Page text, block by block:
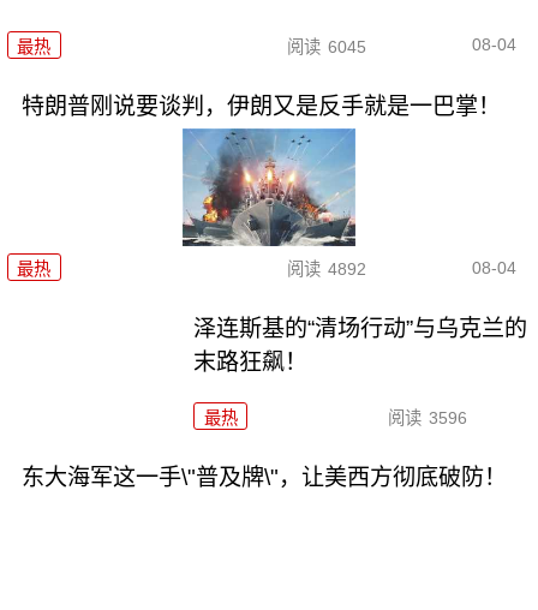
最热 阅读 6045 08-04
特朗普刚说要谈判，伊朗又是反手就是一巴掌！
最热 阅读 4892 08-04
泽连斯基的“清场行动”与乌克兰的
末路狂飙！
最热 阅读 3596
东大海军这一手\"普及牌\"，让美西方彻底破防！